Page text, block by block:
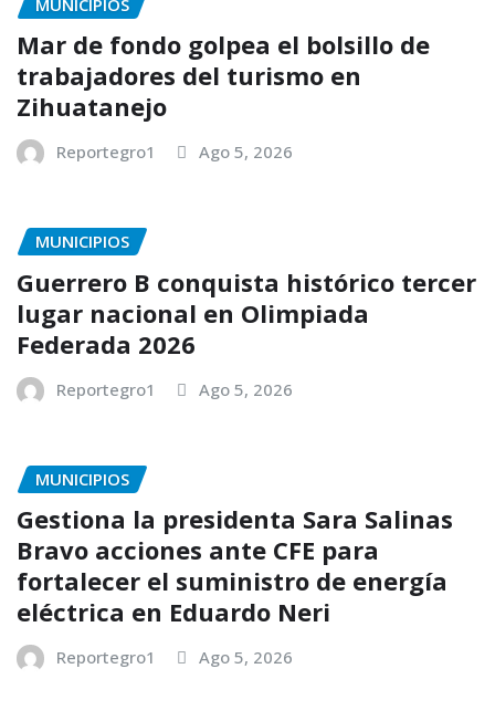
Mar de fondo golpea el bolsillo de
trabajadores del turismo en
Zihuatanejo
Reportegro1 Ago 5, 2026
MUNICIPIOS
Guerrero B conquista histórico tercer
lugar nacional en Olimpiada
Federada 2026
Reportegro1 Ago 5, 2026
MUNICIPIOS
Gestiona la presidenta Sara Salinas
Bravo acciones ante CFE para
fortalecer el suministro de energía
eléctrica en Eduardo Neri
Reportegro1 Ago 5, 2026